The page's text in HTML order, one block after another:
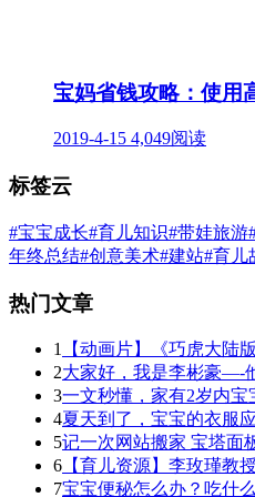
宝妈省钱攻略：使用
2019-4-15 4,049阅读
标签云
#宝宝成长#育儿知识#带娃旅游
年终总结#创意美术#建站#育儿
热门文章
1
【动画片】《巧虎大陆
2大家好，我是李彬豪—-
3一文秒懂，家有2岁内宝
4夏天到了，宝宝的衣服
5记一次网站搬家 宝塔面
6 【育儿资源】李玫瑾教
7宝宝便秘怎么办？吃什